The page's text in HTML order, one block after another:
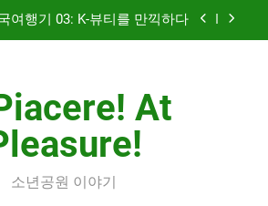
여행기 03: K-뷰티를 만끽하다
02: 82쿡 덕분에 만난 사람들
한국여행기 04: 내 고향 부산
여행기 03: K-뷰티를 만끽하다
At
소년공원 이야기